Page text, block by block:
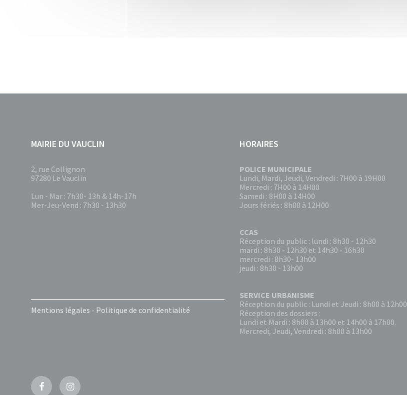
MAIRIE DU VAUCLIN
2, rue Collignon
97280 Le Vauclin
Lun - Mar : 7h30- 13h & 14h-17h
Mer-Jeu-Vend : 7h30 - 13h30
Mentions légales - Politique de confidentialité
HORAIRES
POLICE MUNICIPALE
Lundi, Mardi, Jeudi, Vendredi : 7H00 à 19H00
Mercredi : 7H00 à 14H00
Samedi : 8H00 à 14H00
Jours fériés : 8h00 à 12H00
CCAS
Réception du public : lundi : 8h30 - 12h30
mardi : 8h30 - 12h30 et 14h30 - 16h30
mercredi : 8h30- 13h00
jeudi : 8h30 - 13h00
SERVICE URBANISME
Réception du public : Lundi et Jeudi : 8h00 à 12h00
Réception des dossiers :
Lundi et Mardi : 8h00 à 13h00 et 14h00 à 17h00.
Mercredi, Jeudi, Vendredi : 8h00 à 13h00
FacebookInstagram